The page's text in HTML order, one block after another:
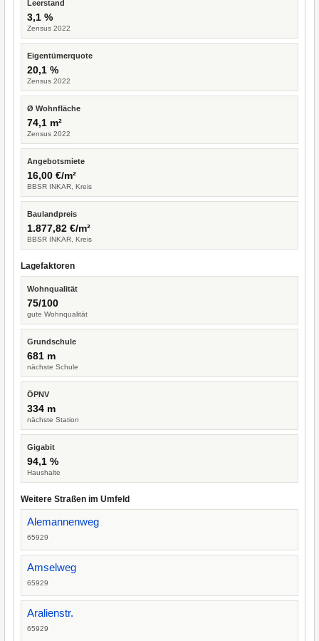
Leerstand
3,1 %
Zensus 2022
Eigentümerquote
20,1 %
Zensus 2022
Ø Wohnfläche
74,1 m²
Zensus 2022
Angebotsmiete
16,00 €/m²
BBSR INKAR, Kreis
Baulandpreis
1.877,82 €/m²
BBSR INKAR, Kreis
Lagefaktoren
Wohnqualität
75/100
gute Wohnqualität
Grundschule
681 m
nächste Schule
ÖPNV
334 m
nächste Station
Gigabit
94,1 %
Haushalte
Weitere Straßen im Umfeld
Alemannenweg
65929
Amselweg
65929
Aralienstr.
65929